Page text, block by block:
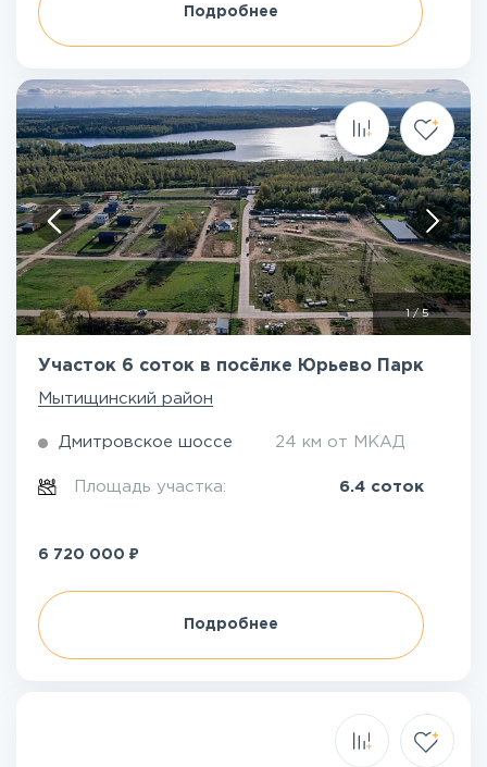
Подробнее
1/5
Участок 6 соток в посёлке Юрьево Парк
Мытищинский район
Дмитровское шоссе 24 км от МКАД
Площадь участка: 6.4 соток
6 720 000 ₽
Подробнее